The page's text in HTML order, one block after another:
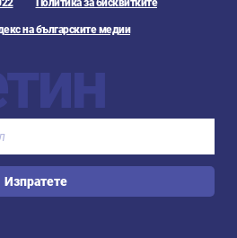
на българските медии
Изпратете